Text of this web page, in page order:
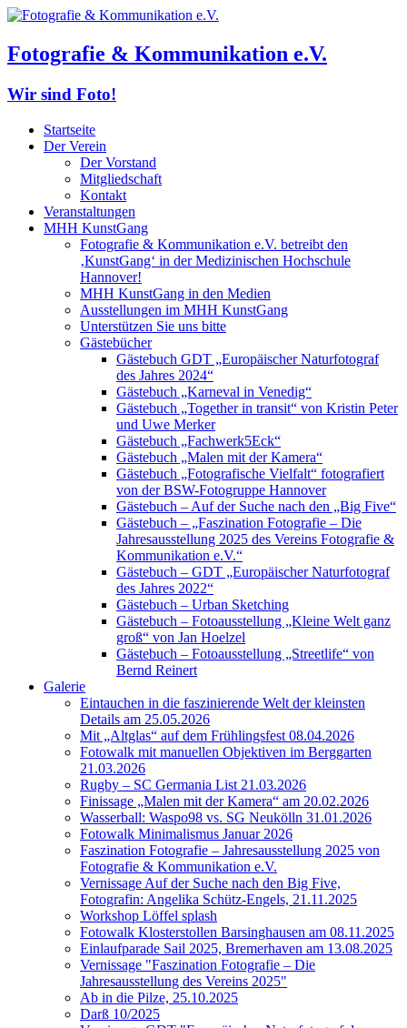
Fotografie & Kommunikation e.V.
Wir sind Foto!
Startseite
Der Verein
Der Vorstand
Mitgliedschaft
Kontakt
Veranstaltungen
MHH KunstGang
Fotografie & Kommunikation e.V. betreibt den
‚KunstGang‘ in der Medizinischen Hochschule
Hannover!
MHH KunstGang in den Medien
Ausstellungen im MHH KunstGang
Unterstützen Sie uns bitte
Gästebücher
Gästebuch GDT „Europäischer Naturfotograf
des Jahres 2024“
Gästebuch „Karneval in Venedig“
Gästebuch „Together in transit“ von Kristin Peter
und Uwe Merker
Gästebuch „Fachwerk5Eck“
Gästebuch „Malen mit der Kamera“
Gästebuch „Fotografische Vielfalt“ fotografiert
von der BSW-Fotogruppe Hannover
Gästebuch – Auf der Suche nach den „Big Five“
Gästebuch – „Faszination Fotografie – Die
Jahresausstellung 2025 des Vereins Fotografie &
Kommunikation e.V.“
Gästebuch – GDT „Europäischer Naturfotograf
des Jahres 2022“
Gästebuch – Urban Sketching
Gästebuch – Fotoausstellung „Kleine Welt ganz
groß“ von Jan Hoelzel
Gästebuch – Fotoausstellung „Streetlife“ von
Bernd Reinert
Galerie
Eintauchen in die faszinierende Welt der kleinsten
Details am 25.05.2026
Mit „Altglas“ auf dem Frühlingsfest 08.04.2026
Fotowalk mit manuellen Objektiven im Berggarten
21.03.2026
Rugby – SC Germania List 21.03.2026
Finissage „Malen mit der Kamera“ am 20.02.2026
Wasserball: Waspo98 vs. SG Neukölln 31.01.2026
Fotowalk Minimalismus Januar 2026
Faszination Fotografie – Jahresausstellung 2025 von
Fotografie & Kommunikation e.V.
Vernissage Auf der Suche nach den Big Five,
Fotografin: Angelika Schütz-Engels, 21.11.2025
Workshop Löffel splash
Fotowalk Klosterstollen Barsinghausen am 08.11.2025
Einlaufparade Sail 2025, Bremerhaven am 13.08.2025
Vernissage "Faszination Fotografie – Die
Jahresausstellung des Vereins 2025"
Ab in die Pilze, 25.10.2025
Darß 10/2025